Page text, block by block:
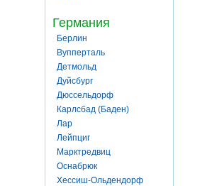
Германия
Берлин
Вупперталь
Детмольд
Дуйсбург
Дюссельдорф
Карлсбад (Баден)
Лар
Лейпциг
Марктредвиц
Оснабрюк
Хессиш-Ольдендорф